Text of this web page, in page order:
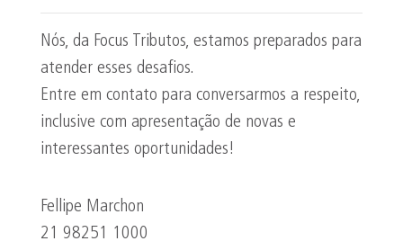
Nós, da Focus Tributos, estamos preparados para
atender esses desafios.
Entre em contato para conversarmos a respeito,
inclusive com apresentação de novas e
interessantes oportunidades!
Fellipe Marchon
21 98251 1000